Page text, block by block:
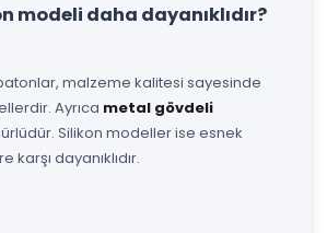
modeli daha dayanıklıdır?
malzeme kalitesi sayesinde
Ayrıca metal gövdeli
Silikon modeller ise esnek
karşı dayanıklıdır.